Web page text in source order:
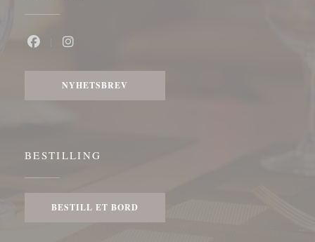
NYHETSBREV
BESTILLING
BESTILL ET BORD